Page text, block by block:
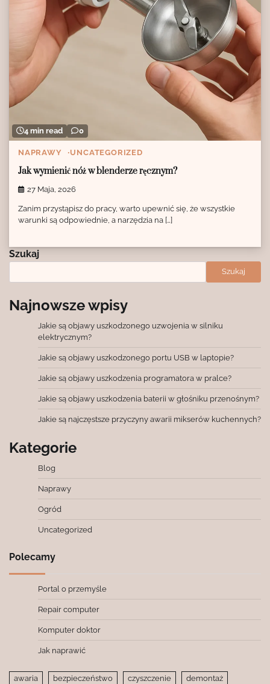
4 min read 0
NAPRAWY UNCATEGORIZED
Jak wymienić nóż w blenderze ręcznym?
27 Maja, 2026
Zanim przystąpisz do pracy, warto upewnić się, że wszystkie
warunki są odpowiednie, a narzędzia na […]
Szukaj
Szukaj
Najnowsze wpisy
Jakie są objawy uszkodzonego uzwojenia w silniku
elektrycznym?
Jakie są objawy uszkodzonego portu USB w laptopie?
Jakie są objawy uszkodzenia programatora w pralce?
Jakie są objawy uszkodzenia baterii w głośniku przenośnym?
Jakie są najczęstsze przyczyny awarii mikserów kuchennych?
Kategorie
Blog
Naprawy
Ogród
Uncategorized
Polecamy
Portal o przemyśle
Repair computer
Komputer doktor
Jak naprawić
awaria bezpieczeństwo czyszczenie demontaż